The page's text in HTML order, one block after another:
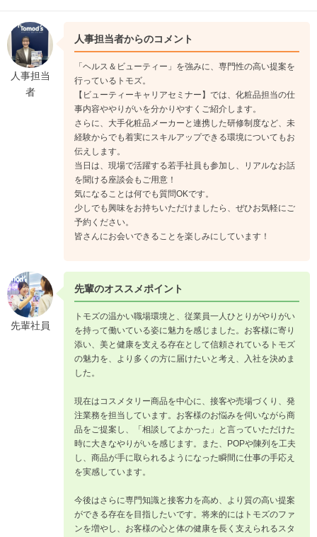
人事担当
者
人事担当者からのコメント
「ヘルス＆ビューティー」を強みに、専門性の高い提案を
行っているトモズ。
【ビューティーキャリアセミナー】では、化粧品担当の仕
事内容ややりがいを分かりやすくご紹介します。
さらに、大手化粧品メーカーと連携した研修制度など、未
経験からでも着実にスキルアップできる環境についてもお
伝えします。
当日は、現場で活躍する若手社員も参加し、リアルなお話
を聞ける座談会もご用意！
気になることは何でも質問OKです。
少しでも興味をお持ちいただけましたら、ぜひお気軽にご
予約ください。
皆さんにお会いできることを楽しみにしています！
先輩社員
先輩のオススメポイント
トモズの温かい職場環境と、従業員一人ひとりがやりがい
を持って働いている姿に魅力を感じました。お客様に寄り
添い、美と健康を支える存在として信頼されているトモズ
の魅力を、より多くの方に届けたいと考え、入社を決めま
した。
現在はコスメタリー商品を中心に、接客や売場づくり、発
注業務を担当しています。お客様のお悩みを伺いながら商
品をご提案し、「相談してよかった」と言っていただけた
時に大きなやりがいを感じます。また、POPや陳列を工夫
し、商品が手に取られるようになった瞬間に仕事の手応え
を実感しています。
今後はさらに専門知識と接客力を高め、より質の高い提案
ができる存在を目指したいです。将来的にはトモズのファ
ンを増やし、お客様の心と体の健康を長く支えられるスタ